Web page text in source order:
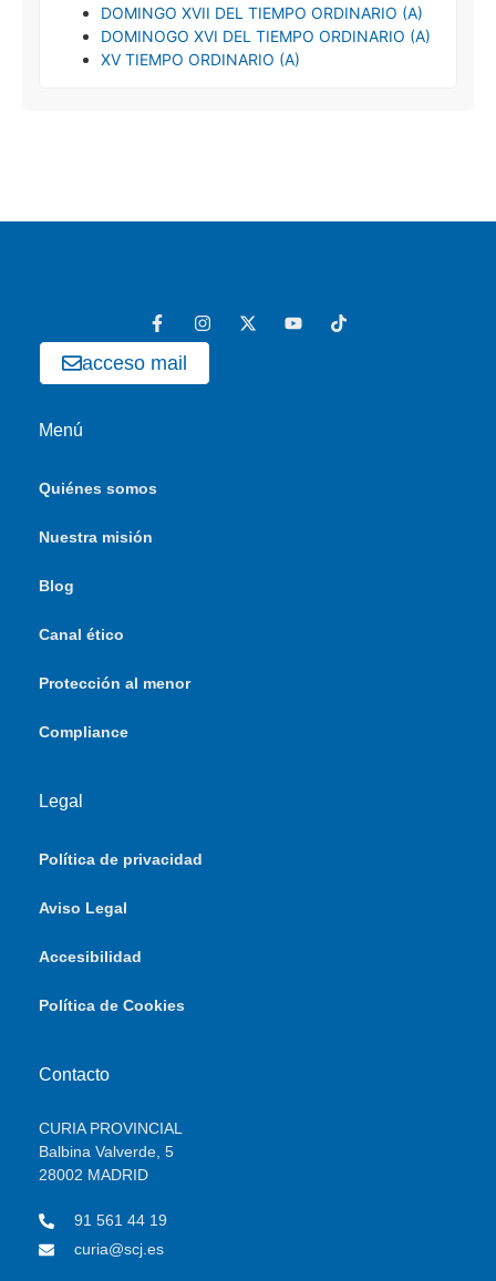
DOMINGO XVII DEL TIEMPO ORDINARIO (A)
DOMINOGO XVI DEL TIEMPO ORDINARIO (A)
XV TIEMPO ORDINARIO (A)
acceso mail
Menú
Quiénes somos
Nuestra misión
Blog
Canal ético
Protección al menor
Compliance
Legal
Política de privacidad
Aviso Legal
Accesibilidad
Política de Cookies
Contacto
CURIA PROVINCIAL
Balbina Valverde, 5
28002 MADRID
91 561 44 19
curia@scj.es